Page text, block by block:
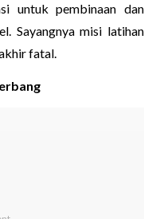
untuk pembinaan dan
Sayangnya misi latihan
fatal.